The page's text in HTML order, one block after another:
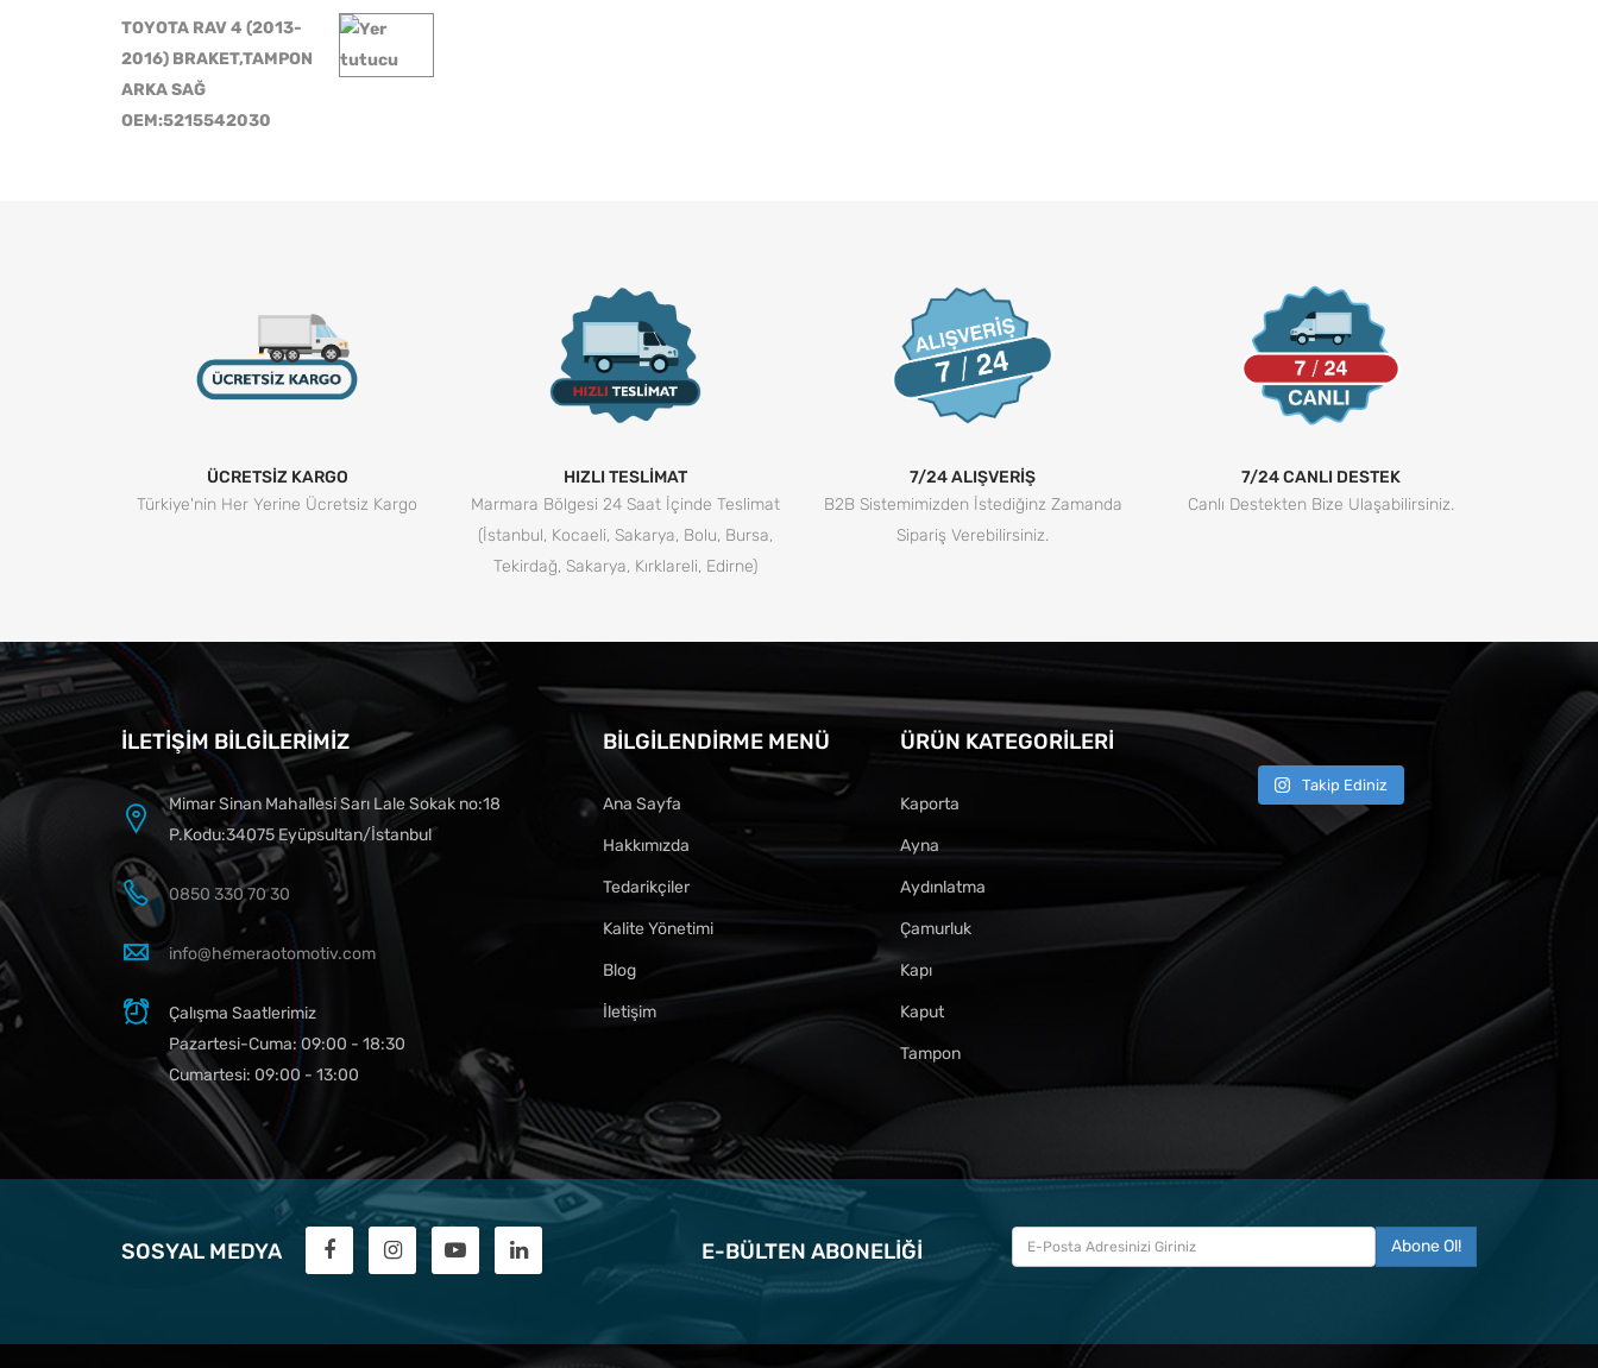
TOYOTA RAV 4 (2013-
2016) BRAKET,TAMPON
ARKA SAĞ
OEM:5215542030
ÜCRETSİZ KARGO
Türkiye'nin Her Yerine Ücretsiz Kargo
HIZLI TESLİMAT
Marmara Bölgesi 24 Saat İçinde Teslimat
(İstanbul, Kocaeli, Sakarya, Bolu, Bursa,
Tekirdağ, Sakarya, Kırklareli, Edirne)
7/24 ALIŞVERİŞ
B2B Sistemimizden İstediğinz Zamanda
Sipariş Verebilirsiniz.
7/24 CANLI DESTEK
Canlı Destekten Bize Ulaşabilirsiniz.
İLETIŞIM BILGILERIMIZ
Mimar Sinan Mahallesi Sarı Lale Sokak no:18
P.Kodu:34075 Eyüpsultan/İstanbul
0850 330 70 30
info@hemeraotomotiv.com
Çalışma Saatlerimiz
Pazartesi-Cuma: 09:00 - 18:30
Cumartesi: 09:00 - 13:00
BILGILENDIRME MENÜ
Ana Sayfa
Hakkımızda
Tedarikçiler
Kalite Yönetimi
Blog
İletişim
ÜRÜN KATEGORILERI
Kaporta
Ayna
Aydınlatma
Çamurluk
Kapı
Kaput
Tampon
Takip Ediniz
SOSYAL MEDYA E-BÜLTEN ABONELIĞI